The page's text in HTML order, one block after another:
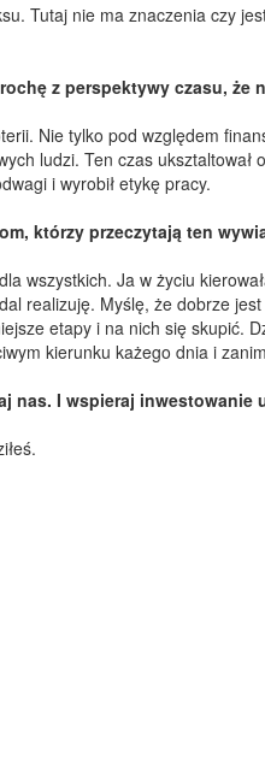
Tutaj nie ma znaczenia czy
z perspektywy czasu, że
Nie tylko pod względem
ludzi. Ten czas
i wyrobił etykę pracy.
którzy przeczytają ten
wszystkich. Ja w życiu
realizuję. Myślę, że dobrze
etapy i na nich się skupić.
kierunku każego dnia i
nas. I wspieraj inwestowanie